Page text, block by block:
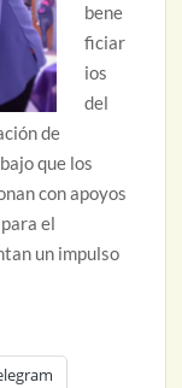
bene
ficiar
ios
del
de
que los
con apoyos
el
un impulso